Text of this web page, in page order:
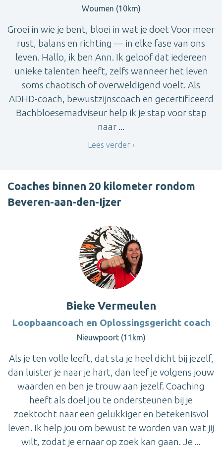
Woumen (10km)
Groei in wie je bent, bloei in wat je doet Voor meer
rust, balans en richting — in elke fase van ons
leven. Hallo, ik ben Ann. Ik geloof dat iedereen
unieke talenten heeft, zelfs wanneer het leven
soms chaotisch of overweldigend voelt. Als
ADHD-coach, bewustzijnscoach en gecertificeerd
Bachbloesemadviseur help ik je stap voor stap
naar ...
Lees verder
Coaches binnen 20 kilometer rondom
Beveren-aan-den-Ijzer
Bieke Vermeulen
Loopbaancoach en Oplossingsgericht coach
Nieuwpoort (11km)
Als je ten volle leeft, dat sta je heel dicht bij jezelf,
dan luister je naar je hart, dan leef je volgens jouw
waarden en ben je trouw aan jezelf. Coaching
heeft als doel jou te ondersteunen bij je
zoektocht naar een gelukkiger en betekenisvol
leven. Ik help jou om bewust te worden van wat jij
wilt, zodat je ernaar op zoek kan gaan. Je ...